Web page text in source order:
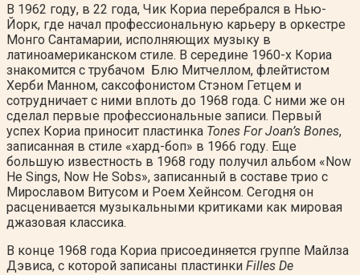
В 1962 году, в 22 года, Чик Кориа перебрался в Нью-
Йорк, где начал профессиональную карьеру в оркестре
Монго Сантамарии, исполняющих музыку в
латиноамериканском стиле. В середине 1960-х Кориа
знакомится с трубачом Блю Митчеллом, флейтистом
Херби Манном, саксофонистом Стэном Гетцем и
сотрудничает с ними вплоть до 1968 года. С ними же он
сделал первые профессиональные записи. Первый
успех Кориа приносит пластинка Tones For Joan’s Bones,
записанная в стиле «хард-боп» в 1966 году. Еще
большую известность в 1968 году получил альбом «Now
He Sings, Now He Sobs», записанный в составе трио с
Мирославом Витусом и Роем Хейнсом. Сегодня он
расценивается музыкальными критиками как мировая
джазовая классика.
В конце 1968 года Кориа присоединяется группе Майлза
Дэвиса, с которой записаны пластинки Filles De